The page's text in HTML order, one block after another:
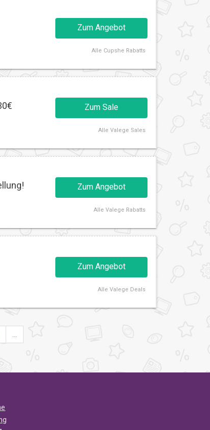
Zum Angebot
Alle Cupshe Rabatts
Zum Sale
AlleValege Sales
Zum Angebot
AlleValege Rabatts
Zum Angebot
AlleValege Deals